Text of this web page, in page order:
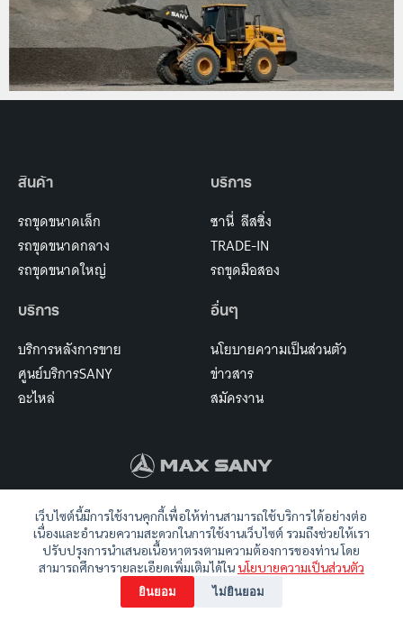
เว็บไซต์นี้มีการใช้งานคุกกี้เพื่อให้ท่านสามารถใช้บริการได้อย่างต่อ
เนื่องและอำนวยความสะดวกในการใช้งานเว็บไซต์ รวมถึงช่วยให้เรา
ปรับปรุงการนำเสนอเนื้อหาตรงตามความต้องการของท่าน โดย
สามารถศึกษารายละเอียดเพิ่มเติมได้ในนโยบายความเป็นส่วนตัว
ยินยอม ไม่ยินยอม
สินค้า
รถขุดขนาดเล็ก
รถขุดขนาดกลาง
รถขุดขนาดใหญ่
บริการ
ซานี่ ลีสซิ่ง
TRADE-IN
รถขุดมือสอง
บริการ
บริการหลังการขาย
ศูนย์บริการSANY
อะไหล่
อื่นๆ
นโยบายความเป็นส่วนตัว
ข่าวสาร
สมัครงาน
บริษัท แม็กซ์ ซานี่ จำกัด
888 หมู่ 9 ถนนบางนา-ตราด กม.19
ตำบลบางโฉลง อำเภอบางพลี จังหวัดสมุทรปราการ 10540
โทร :083-388-3131